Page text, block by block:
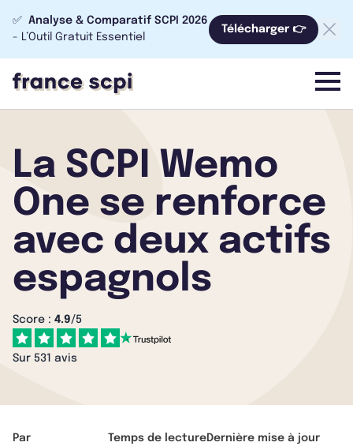
✅ Analyse & Comparatif SCPI 2026
- L’Outil Gratuit Essentiel
Télécharger 👉
menu
La SCPI Wemo
One se renforce
avec deux actifs
espagnols
Score : 4.9/5
Sur 531 avis
Par Temps de lectureDernière mise à jour